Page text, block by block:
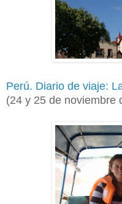
Perú. Diario de viaje:
(24 y 25 de noviembre